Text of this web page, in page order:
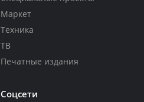
Маркет
Техника
ТВ
Печатные издания
Соцсети